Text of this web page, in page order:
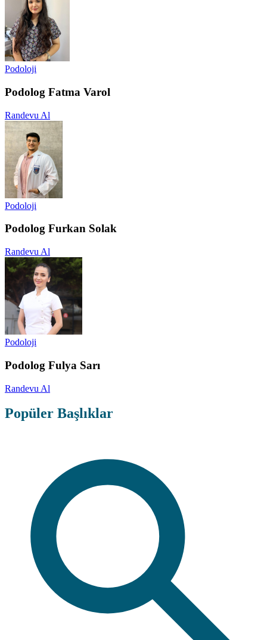
Podoloji
Podolog Fatma Varol
Randevu Al
Podoloji
Podolog Furkan Solak
Randevu Al
Podoloji
Podolog Fulya Sarı
Randevu Al
Popüler Başlıklar